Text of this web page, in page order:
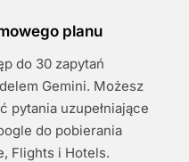
planu
do 30 zapytań
Gemini. Możesz
pytania uzupełniające
do pobierania
Flights i Hotels.